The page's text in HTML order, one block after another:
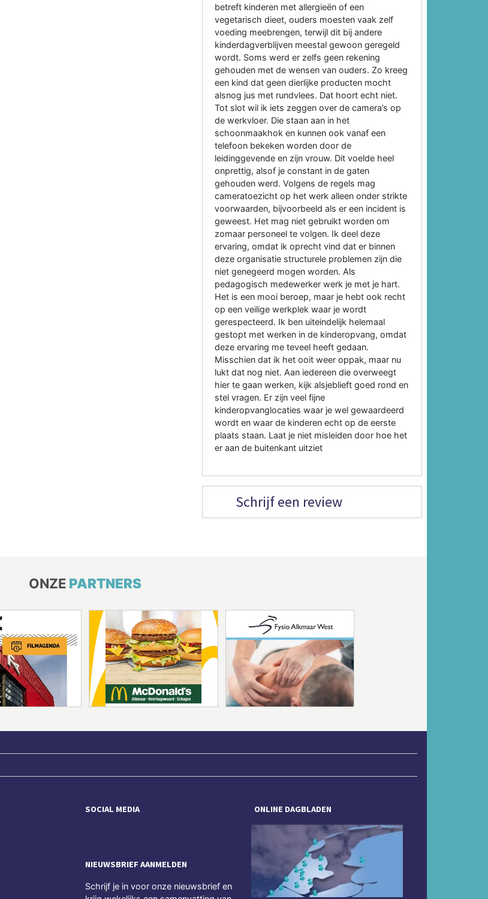
betreft kinderen met allergieën of een
vegetarisch dieet, ouders moesten vaak zelf
voeding meebrengen, terwijl dit bij andere
kinderdagverblijven meestal gewoon geregeld
wordt. Soms werd er zelfs geen rekening
gehouden met de wensen van ouders. Zo kreeg
een kind dat geen dierlijke producten mocht
alsnog jus met rundvlees. Dat hoort echt niet.
Tot slot wil ik iets zeggen over de camera’s op
de werkvloer. Die staan aan in het
schoonmaakhok en kunnen ook vanaf een
telefoon bekeken worden door de
leidinggevende en zijn vrouw. Dit voelde heel
onprettig, alsof je constant in de gaten
gehouden werd. Volgens de regels mag
cameratoezicht op het werk alleen onder strikte
voorwaarden, bijvoorbeeld als er een incident is
geweest. Het mag niet gebruikt worden om
zomaar personeel te volgen. Ik deel deze
ervaring, omdat ik oprecht vind dat er binnen
deze organisatie structurele problemen zijn die
niet genegeerd mogen worden. Als
pedagogisch medewerker werk je met je hart.
Het is een mooi beroep, maar je hebt ook recht
op een veilige werkplek waar je wordt
gerespecteerd. Ik ben uiteindelijk helemaal
gestopt met werken in de kinderopvang, omdat
deze ervaring me teveel heeft gedaan.
Misschien dat ik het ooit weer oppak, maar nu
lukt dat nog niet. Aan iedereen die overweegt
hier te gaan werken, kijk alsjeblieft goed rond en
stel vragen. Er zijn veel fijne
kinderopvanglocaties waar je wel gewaardeerd
wordt en waar de kinderen echt op de eerste
plaats staan. Laat je niet misleiden door hoe het
er aan de buitenkant uitziet
Schrijf een review
ONZE PARTNERS
SOCIAL MEDIA
NIEUWSBRIEF AANMELDEN
Schrijf je in voor onze nieuwsbrief en
ONLINE DAGBLADEN